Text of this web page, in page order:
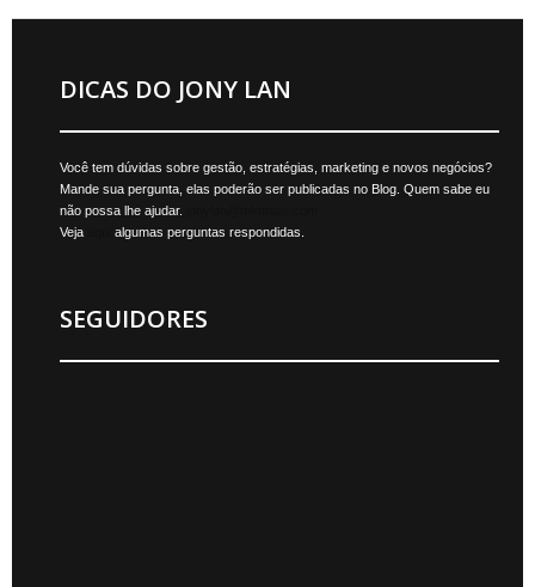
DICAS DO JONY LAN
Você tem dúvidas sobre gestão, estratégias, marketing e novos negócios?
Mande sua pergunta, elas poderão ser publicadas no Blog. Quem sabe eu
não possa lhe ajudar.
Veja
algumas perguntas respondidas.
SEGUIDORES